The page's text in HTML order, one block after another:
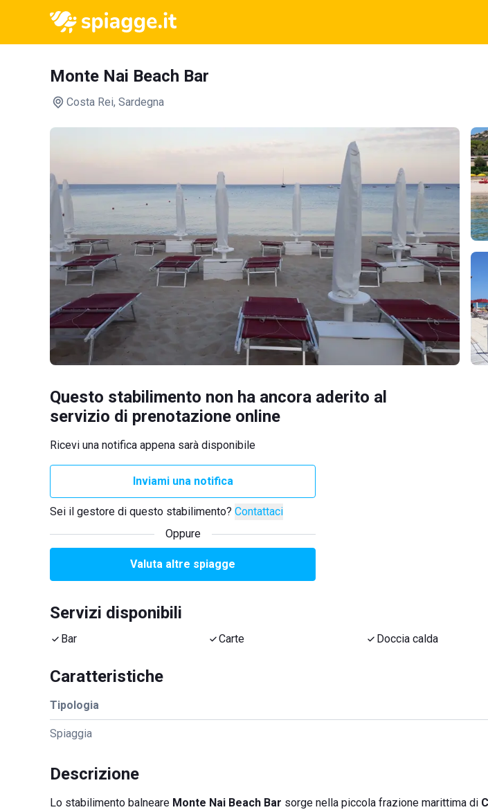
Monte Nai Beach Bar
Costa Rei, Sardegna
Questo stabilimento non ha ancora aderito al
servizio di prenotazione online
Ricevi una notifica appena sarà disponibile
Inviami una notifica
Sei il gestore di questo stabilimento? Contattaci
Oppure
Valuta altre spiagge
Servizi disponibili
Bar Carte Doccia calda
Caratteristiche
Tipologia
Spiaggia
Descrizione
Lo stabilimento balneare Monte Nai Beach Bar sorge nella piccola frazione marittima di